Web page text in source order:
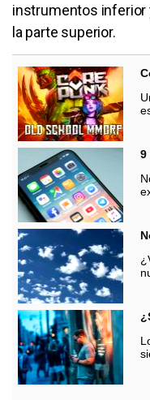
instrumentos inferior
la parte superior.
9